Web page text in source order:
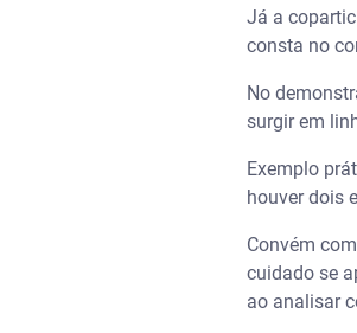
Já a
consta no
No
surgir em
Exemplo
houver dois
Convém
cuidado se
ao analisar